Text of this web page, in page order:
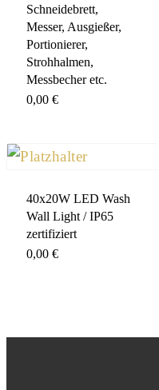
Schneidebrett,
Messer, Ausgießer,
Portionierer,
Strohhalmen,
Messbecher etc.
0,00 €
40x20W LED Wash
Wall Light / IP65
zertifiziert
0,00 €